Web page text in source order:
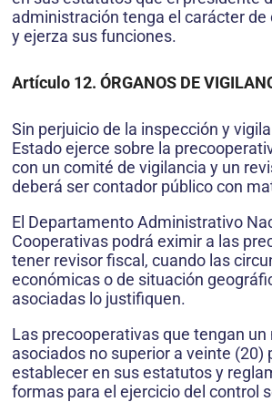
administración tenga el carácter
y ejerza sus funciones.
Artículo 12. ÓRGANOS DE
Sin perjuicio de la inspección y
Estado ejerce sobre la
con un comité de vigilancia y un
deberá ser contador público con
El Departamento Administrativo
Cooperativas podrá eximir a las
tener revisor fiscal, cuando las
económicas o de situación
asociadas lo justifiquen.
Las precooperativas que tengan un
asociados no superior a veinte (20)
establecer en sus estatutos y
formas para el ejercicio del control